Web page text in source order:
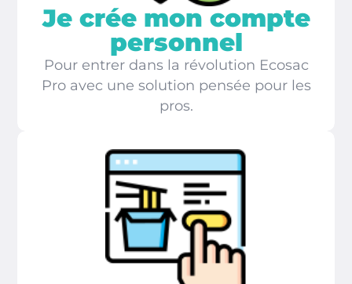
Je crée mon compte
personnel
Pour entrer dans la révolution Ecosac
Pro avec une solution pensée pour les
pros.